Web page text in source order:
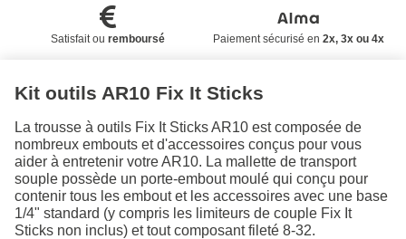
Satisfait ou remboursé Paiement sécurisé en 2x, 3x ou 4x
Kit outils AR10 Fix It Sticks
La trousse à outils Fix It Sticks AR10 est composée de
nombreux embouts et d'accessoires conçus pour vous
aider à entretenir votre AR10. La mallette de transport
souple possède un porte-embout moulé qui conçu pour
contenir tous les embout et les accessoires avec une base
1/4" standard (y compris les limiteurs de couple Fix It
Sticks non inclus) et tout composant fileté 8-32.